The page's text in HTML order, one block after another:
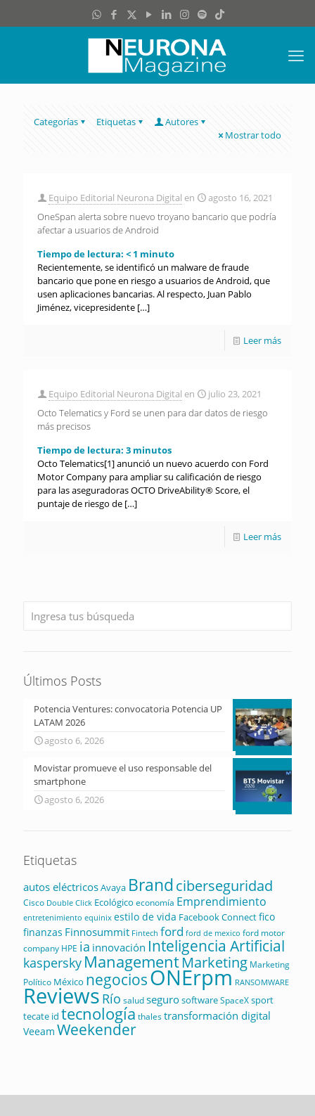
Categorías Etiquetas
Autores
Mostrar todo
Equipo Editorial Neurona Digital en
agosto 16, 2021
OneSpan alerta sobre nuevo troyano bancario que podría
afectar a usuarios de Android
Tiempo de lectura: < 1 minuto
Recientemente, se identificó un malware de fraude
bancario que pone en riesgo a usuarios de Android, que
usen aplicaciones bancarias. Al respecto, Juan Pablo
Jiménez, vicepresidente […]
Leer más
Equipo Editorial Neurona Digital en
julio 23, 2021
Octo Telematics y Ford se unen para dar datos de riesgo
más precisos
Tiempo de lectura: 3 minutos
Octo Telematics[1] anunció un nuevo acuerdo con Ford
Motor Company para ampliar su calificación de riesgo
para las aseguradoras OCTO DriveAbility® Score, el
puntaje de riesgo de […]
Leer más
Últimos Posts
Potencia Ventures: convocatoria Potencia UP
LATAM 2026
agosto 6, 2026
Movistar promueve el uso responsable del
smartphone
agosto 6, 2026
Etiquetas
autos eléctricosAvaya Brandciberseguridad
Cisco Double Click Ecológico economía Emprendimiento
entretenimiento equinix estilo de vida Facebook Connectfico
finanzas Finnosummit Fintech ford ford de mexico ford motor
company HPE ia innovación Inteligencia Artificial
kaspersky ManagementMarketing Marketing
Político México negociosONErpm RANSOMWARE
Reviews Río saludsegurosoftwareSpaceXsport
tecate id tecnología thalestransformación digital
Veeam Weekender